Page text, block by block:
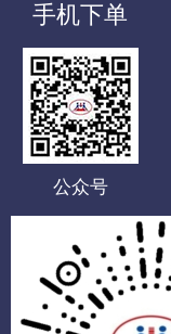
手机下单
公众号